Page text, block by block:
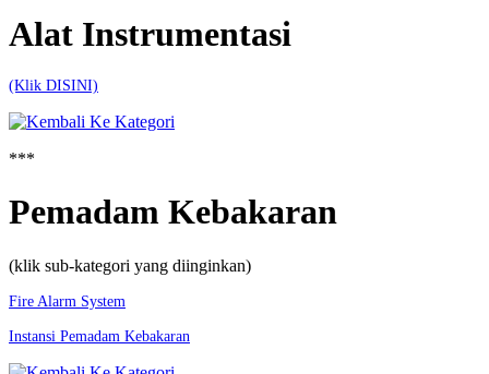
Alat Instrumentasi
(Klik DISINI)
***
Pemadam Kebakaran
(klik sub-kategori yang diinginkan)
Fire Alarm System
Instansi Pemadam Kebakaran